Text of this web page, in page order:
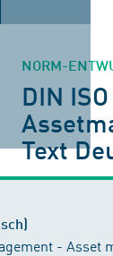
NORM-
DIN
Text
- Asset